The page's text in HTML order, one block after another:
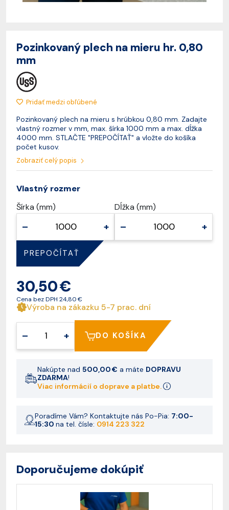
Pozinkovaný plech na mieru hr. 0,80
mm
Pridať medzi obľúbené
Pozinkovaný plech na mieru s hrúbkou 0,80 mm. Zadajte
vlastný rozmer v mm, max. šírka 1000 mm a max. dĺžka
4000 mm. STLAČTE "PREPOČÍTAŤ" a vložte do košíka
počet kusov.
Zobraziť celý popis
Vlastný rozmer
Šírka (mm)
– +
Dĺžka (mm)
– +
PREPOČÍTAŤ
30,50 €
Cena bez DPH 24,80 €
Výroba na zákazku 5-7 prac. dní
– + DO KOŠÍKA
Nakúpte nad 500,00 € a máte DOPRAVU
ZDARMA!
Viac informácií o doprave a platbe.
Poradíme Vám? Kontaktujte nás Po-Pia: 7:00-
15:30 na tel. čísle: 0914 223 322
Doporučujeme dokúpiť